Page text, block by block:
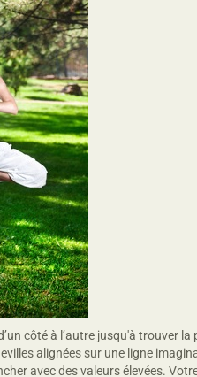
côté à l’autre jusqu'à trouver
alignées sur une ligne
avec des valeurs élevées.